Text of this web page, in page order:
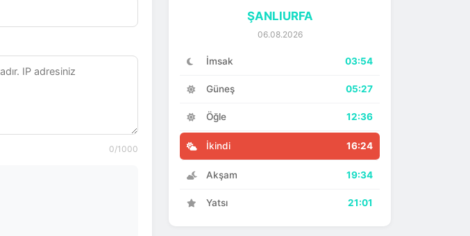
0/1000
ŞANLIURFA
06.08.2026
İmsak 03:54
Güneş 05:27
Öğle 12:36
İkindi 16:24
Akşam 19:34
Yatsı 21:01